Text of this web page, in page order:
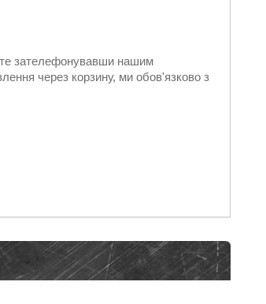
зателефонувавши нашим
через корзину, ми обов'язково з